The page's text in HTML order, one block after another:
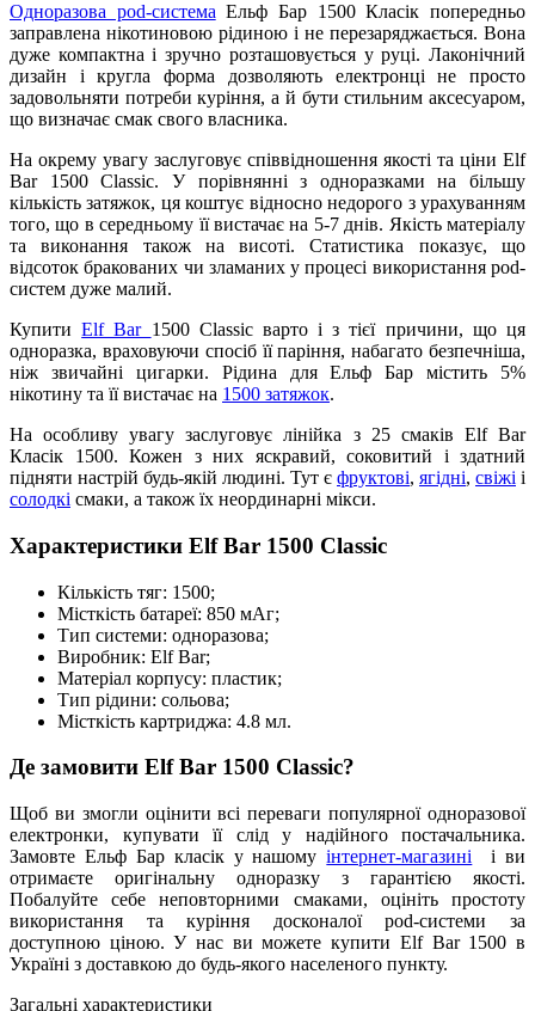
Одноразова pod-система Ельф Бар 1500 Класік попередньо
заправлена нікотиновою рідиною і не перезаряджається. Вона
дуже компактна і зручно розташовується у руці. Лаконічний
дизайн і кругла форма дозволяють електронці не просто
задовольняти потреби куріння, а й бути стильним аксесуаром,
що визначає смак свого власника.
На окрему увагу заслуговує співвідношення якості та ціни Elf
Bar 1500 Classic. У порівнянні з одноразками на більшу
кількість затяжок, ця коштує відносно недорого з урахуванням
того, що в середньому її вистачає на 5-7 днів. Якість матеріалу
та виконання також на висоті. Статистика показує, що
відсоток бракованих чи зламаних у процесі використання pod-
систем дуже малий.
КупитиElf Bar 1500 Classic варто і з тієї причини, що ця
одноразка, враховуючи спосіб її паріння, набагато безпечніша,
ніж звичайні цигарки. Рідина для Ельф Бар містить 5%
нікотину та її вистачає на 1500 затяжок.
На особливу увагу заслуговує лінійка з 25 смаків Elf Bar
Класік 1500. Кожен з них яскравий, соковитий і здатний
підняти настрій будь-якій людині. Тут є фруктові, ягідні, свіжі і
солодкі смаки, а також їх неординарні мікси.
Характеристики Elf Bar 1500 Classic
Кількість тяг: 1500;
Місткість батареї: 850 мАг;
Тип системи: одноразова;
Виробник: Elf Bar;
Матеріал корпусу: пластик;
Тип рідини: сольова;
Місткість картриджа: 4.8 мл.
Де замовити Elf Bar 1500 Classic?
Щоб ви змогли оцінити всі переваги популярної одноразової
електронки, купувати її слід у надійного постачальника.
Замовте Ельф Бар класік у нашомуінтернет-магазині і ви
отримаєте оригінальну одноразку з гарантією якості.
Побалуйте себе неповторними смаками, оцініть простоту
використання та куріння досконалої pod-системи за
доступною ціною. У нас ви можете купити Elf Bar 1500 в
Україні з доставкою до будь-якого населеного пункту.
Загальні характеристики